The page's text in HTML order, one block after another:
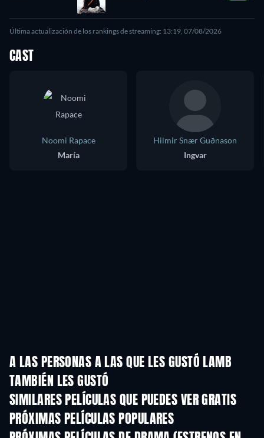
Última actualización de los rankings de streaming: 13:19, 07/08/2026
CAST
Noomi Rapace
María
Hilmir Snær Guðnason
Ingvar
A LAS PERSONAS A LAS QUE LES GUSTÓ LAMB
TAMBIÉN LES GUSTÓ
SIMILARES PELÍCULAS QUE PUEDES VER GRATIS
PRÓXIMAS PELÍCULAS POPULARES